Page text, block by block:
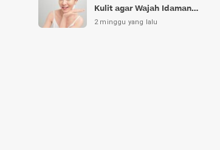
Kulit agar Wajah Idaman
Bukan Sekadar Mimpi
2 minggu yang lalu